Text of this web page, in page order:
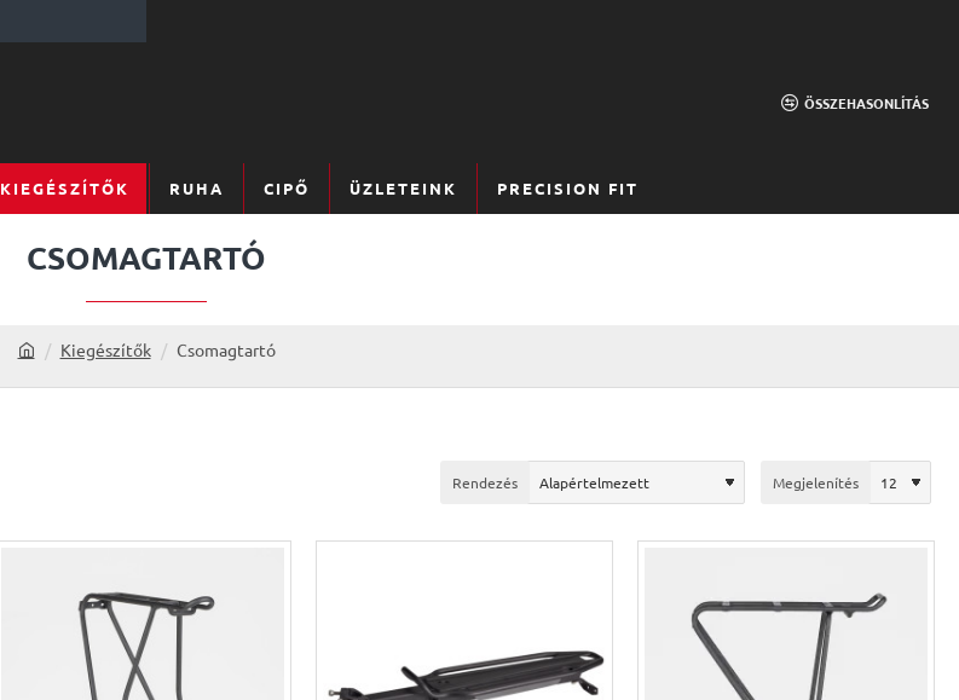
ÖSSZEHASONLÍTÁS
KIEGÉSZÍTŐK RUHA CIPŐ ÜZLETEINK PRECISION FIT
CSOMAGTARTÓ
o
Kiegészítők Csomagtartó
Rendezés Megjelenítés